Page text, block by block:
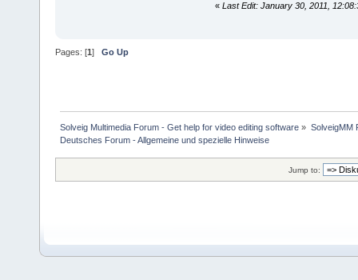
« Last Edit: January 30, 2011,
Pages: [1] Go Up
Solveig Multimedia Forum - Get help for video editing software » SolveigMM
Deutsches Forum - Allgemeine und spezielle Hinweise
Jump to: